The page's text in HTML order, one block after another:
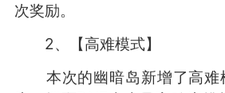
次奖励。
2、【高难模式】
本次的幽暗岛新增了高难